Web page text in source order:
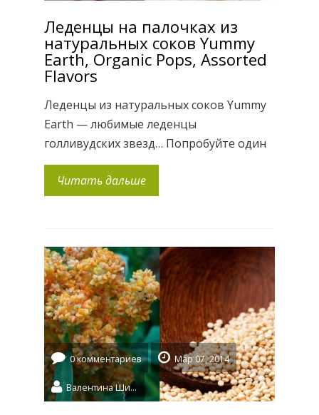
Леденцы на палочках из
натуральных соков Yummy
Earth, Organic Pops, Assorted
Flavors
Леденцы из натуральных соков Yummy
Earth — любимые леденцы
голливудских звезд… Попробуйте один
раз, и вам не захочется кушать чупа-
чупсы:). Прекрасное лакомство для
малышей! 8 натуральных фруктово-
вкус с кислинкой. Содержат суточную
норму витамина С на 3 леденца, сахара
минимальное количество: 6% на 3
леденца. Создатели леденцов Yummy
Earth […]
Читать дальше
0 комментариев Мар 07, 2014
Валентина Шидловская